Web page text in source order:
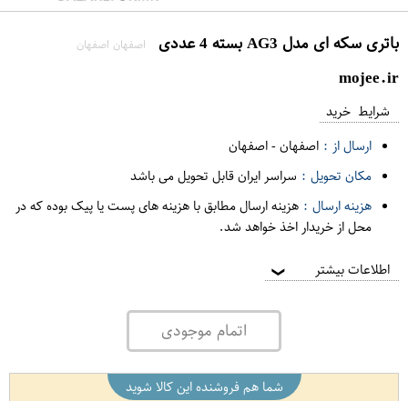
باتری سکه ای مدل AG3 بسته 4 عددی اصفهان اصفهان
mojee.ir
شرایط خرید
ارسال از : اصفهان-اصفهان
مکان تحویل : سراسر ایران قابل تحویل می باشد
هزینه ارسال : هزینه ارسال مطابق با هزینه های پست یا پیک بوده که در
محل از خریدار اخذ خواهد شد.
اطلاعات بیشتر ❯
اتمام موجودی
شما هم فروشنده این کالا شوید